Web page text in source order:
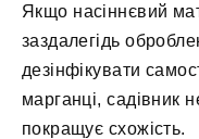
Якщо насіннєвий
заздалегідь
дезінфікувати
марганці, садівник
покращує схожість.